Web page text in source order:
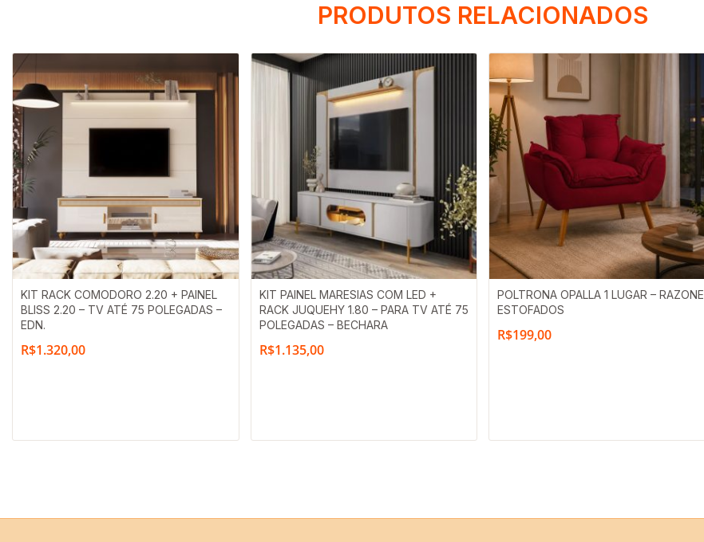
PRODUTOS RELACIONADOS
KIT RACK COMODORO 2.20 + PAINEL
BLISS 2.20 – TV ATÉ 75 POLEGADAS –
EDN.
R$1.320,00
KIT PAINEL MARESIAS COM LED +
RACK JUQUEHY 1.80 – PARA TV ATÉ 75
POLEGADAS – BECHARA
R$1.135,00
POLTRONA OPALLA 1 LUGAR – RAZONE
ESTOFADOS
R$199,00